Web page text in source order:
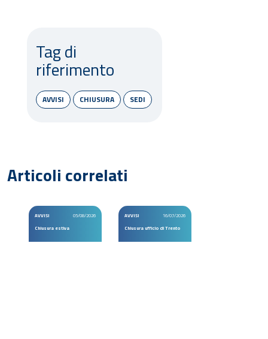
Tag di
riferimento
AVVISI CHIUSURA SEDI
Articoli correlati
AVVISI
05/08/2026
Chiusura estiva
AVVISI
16/07/2026
Chiusura ufficio di Trento